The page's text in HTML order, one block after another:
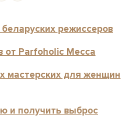
режиссеров
от Parfoholic Mecca
мастерских для женщин
и получить выброс